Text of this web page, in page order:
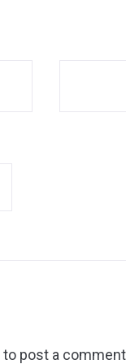
to post a